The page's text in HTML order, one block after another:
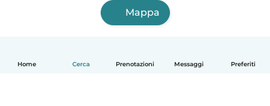
Home Cerca Prenotazioni Messaggi Preferiti
Mappa